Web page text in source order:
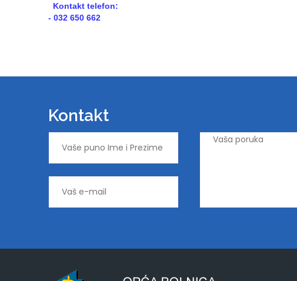
Kontakt telefon:
- 032 650 662
Kontakt